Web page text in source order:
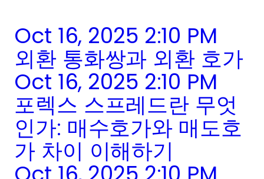
Oct 16, 2025 2:10 PM
외환 통화쌍과 외환 호가
Oct 16, 2025 2:10 PM
포렉스 스프레드란 무엇
인가: 매수호가와 매도호
가 차이 이해하기